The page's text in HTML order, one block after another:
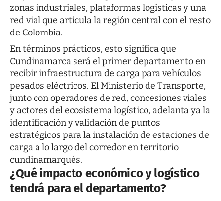
zonas industriales, plataformas logísticas y una
red vial que articula la región central con el resto
de Colombia.
En términos prácticos, esto significa que
Cundinamarca será el primer departamento en
recibir infraestructura de carga para vehículos
pesados eléctricos. El Ministerio de Transporte,
junto con operadores de red, concesiones viales
y actores del ecosistema logístico, adelanta ya la
identificación y validación de puntos
estratégicos para la instalación de estaciones de
carga a lo largo del corredor en territorio
cundinamarqués.
¿Qué impacto económico y logístico
tendrá para el departamento?